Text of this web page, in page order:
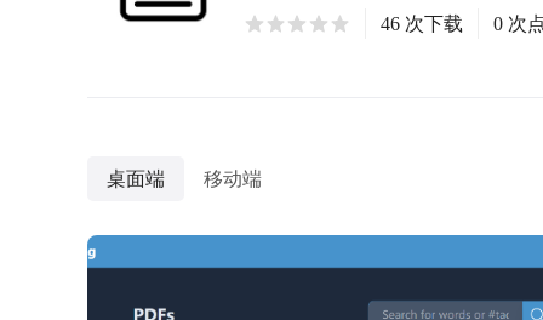
46 次下载 0 次
桌面端 移动端